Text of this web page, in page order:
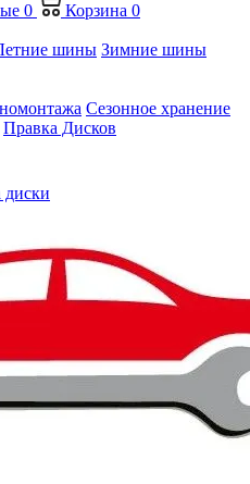
0 Корзина 0
шины Зимние шины
Сезонное хранение
Правка Дисков
диски